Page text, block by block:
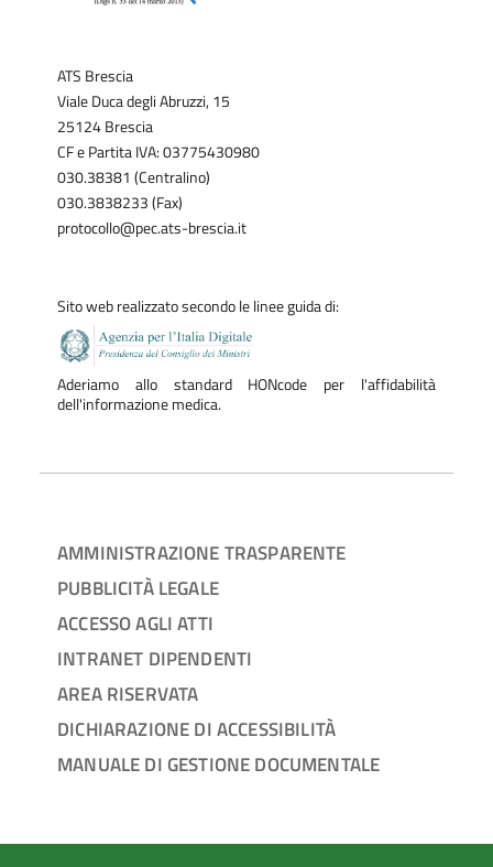
ATS Brescia
Viale Duca degli Abruzzi, 15
25124 Brescia
CF e Partita IVA: 03775430980
030.38381 (Centralino)
030.3838233 (Fax)
protocollo@pec.ats-brescia.it
Sito web realizzato secondo le linee guida di:
Aderiamo allo standard HONcode per l'affidabilità
dell'informazione medica.
AMMINISTRAZIONE TRASPARENTE
PUBBLICITÀ LEGALE
ACCESSO AGLI ATTI
INTRANET DIPENDENTI
AREA RISERVATA
DICHIARAZIONE DI ACCESSIBILITÀ
MANUALE DI GESTIONE DOCUMENTALE